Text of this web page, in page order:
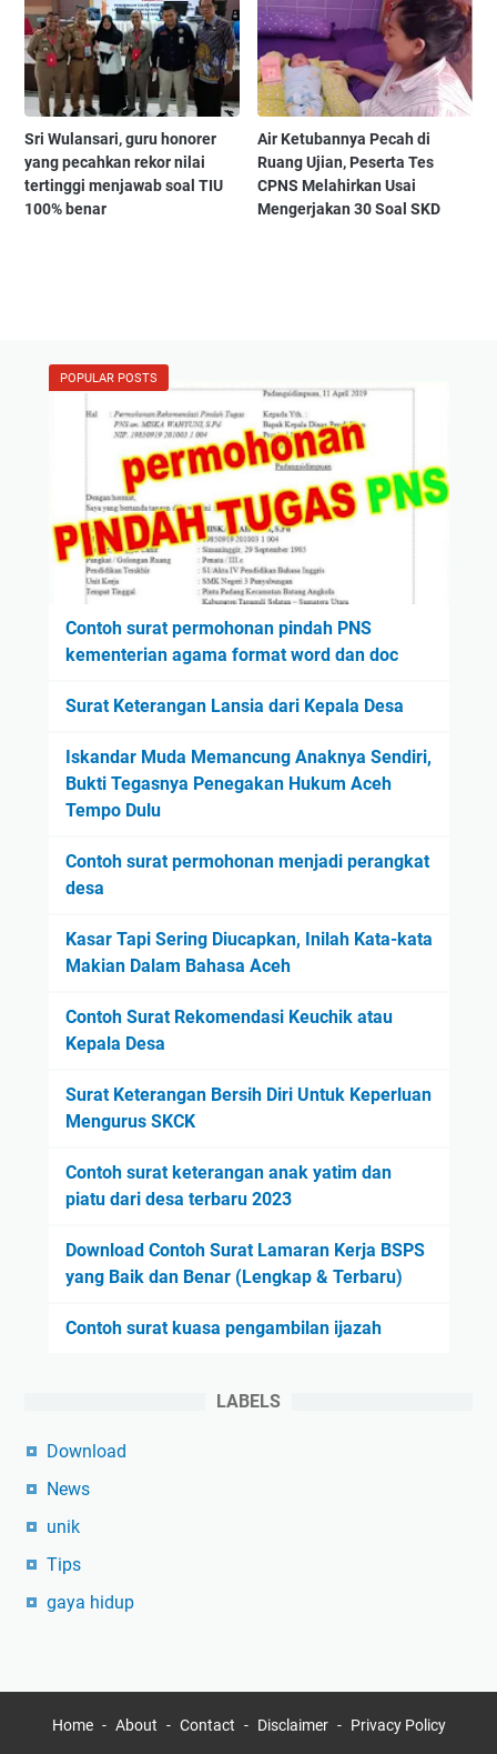
Sri Wulansari, guru honorer
yang pecahkan rekor nilai
tertinggi menjawab soal TIU
100% benar
Air Ketubannya Pecah di
Ruang Ujian, Peserta Tes
CPNS Melahirkan Usai
Mengerjakan 30 Soal SKD
POPULAR POSTS
Contoh surat permohonan pindah PNS
kementerian agama format word dan doc
Surat Keterangan Lansia dari Kepala Desa
Iskandar Muda Memancung Anaknya Sendiri,
Bukti Tegasnya Penegakan Hukum Aceh
Tempo Dulu
Contoh surat permohonan menjadi perangkat
desa
Kasar Tapi Sering Diucapkan, Inilah Kata-kata
Makian Dalam Bahasa Aceh
Contoh Surat Rekomendasi Keuchik atau
Kepala Desa
Surat Keterangan Bersih Diri Untuk Keperluan
Mengurus SKCK
Contoh surat keterangan anak yatim dan
piatu dari desa terbaru 2023
Download Contoh Surat Lamaran Kerja BSPS
yang Baik dan Benar (Lengkap & Terbaru)
Contoh surat kuasa pengambilan ijazah
LABELS
Download
News
unik
Tips
gaya hidup
Home About Contact Disclaimer Privacy Policy